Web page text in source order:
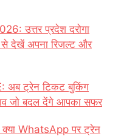
उत्तर प्रदेश दरोगा
से देखें अपना रिजल्ट और
अब ट्रेन टिकट बुकिंग
जो बदल देंगे आपका सफर
क्या WhatsApp पर ट्रेन